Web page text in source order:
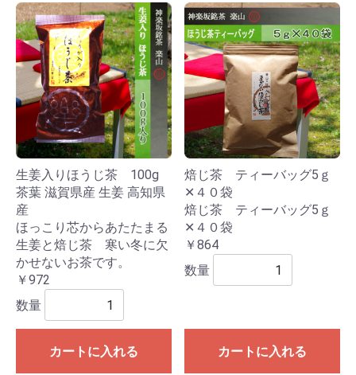
生姜入りほうじ茶 100g
茶葉 滋賀県産 生姜 高知県
産
ほっこり芯からあたたまる
生姜と焙じ茶 寒い冬に欠
かせないお茶です。
￥972
数量
カートに入れる
焙じ茶 ティーバッグ5ｇ
✕４０袋
焙じ茶 ティーバッグ5ｇ
✕４０袋
￥864
数量
カートに入れる